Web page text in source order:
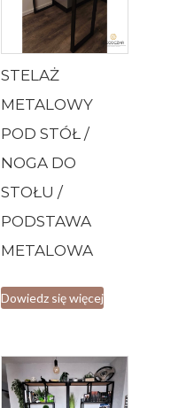
STELAŻ
METALOWY
POD STÓŁ /
NOGA DO
STOŁU /
PODSTAWA
METALOWA
Dowiedz się więcej